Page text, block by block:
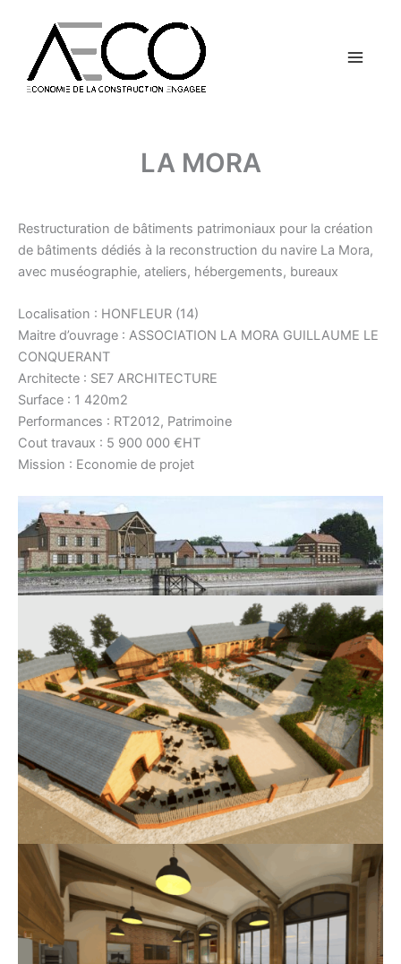
contenu
Menu
LA MORA
Restructuration de bâtiments patrimoniaux pour la création
de bâtiments dédiés à la reconstruction du navire La Mora,
avec muséographie, ateliers, hébergements, bureaux
Localisation : HONFLEUR (14)
Maitre d’ouvrage : ASSOCIATION LA MORA GUILLAUME LE
CONQUERANT
Architecte : SE7 ARCHITECTURE
Surface : 1 420m2
Performances : RT2012, Patrimoine
Cout travaux : 5 900 000 €HT
Mission : Economie de projet